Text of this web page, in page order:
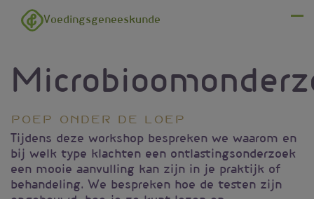
Overslaan en naar de inhoud gaan
Voedingsgeneeskunde
Poep onder de loep
Tijdens deze workshop bespreken we waarom en
bij welk type klachten een ontlastingsonderzoek
een mooie aanvulling kan zijn in je praktijk of
behandeling. We bespreken hoe de testen zijn